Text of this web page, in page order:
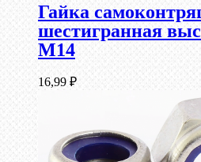
Гайка
шестигранная
М14
16,99 ₽